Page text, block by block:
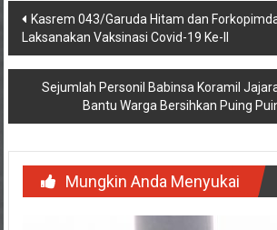
Navigasi
pos
Kasrem 043/Garuda Hitam dan
Laksanakan Vaksinasi Covid-19 Ke-II
Sejumlah Personil Babinsa Koramil
Bantu Warga Bersihkan Puing
Mungkin Anda Menyukai